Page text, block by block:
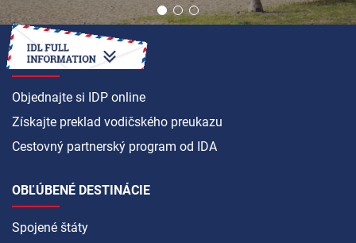
AKO NA TO
Objednajte si IDP online
Získajte preklad vodičského preukazu
Cestovný partnerský program od IDA
OBĽÚBENÉ DESTINÁCIE
Spojené štáty